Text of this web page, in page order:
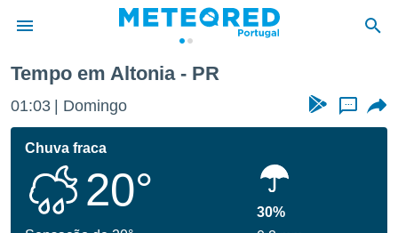
da
foi
fornecidas
Tempo em Altonia - PR
01:03 Domingo ...
Chuva fraca
20°
30%